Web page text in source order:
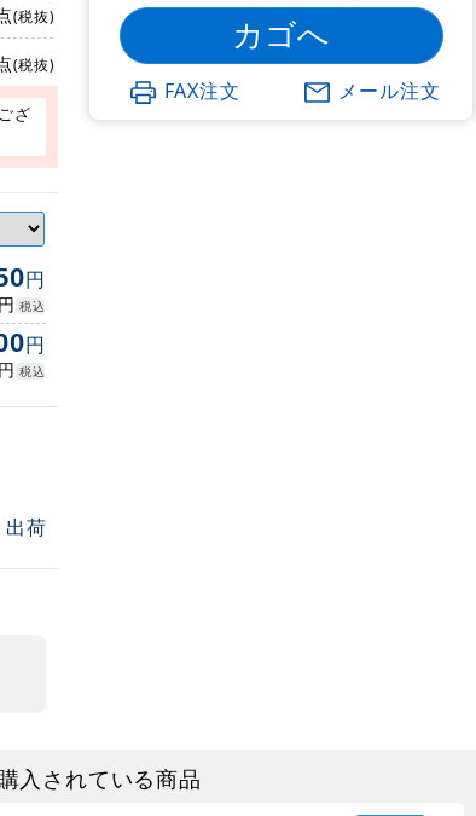
(税抜)
(税抜)
ざ
円
円 税込
円
円 税込
出荷
FAX注文 メール注文
入されている商品